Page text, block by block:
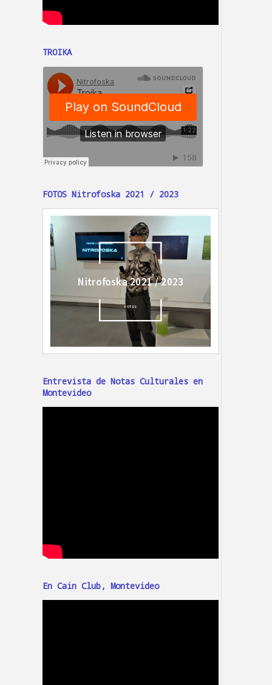
TROIKA
FOTOS Nitrofoska 2021 / 2023
Entrevista de Notas Culturales en
Montevideo
En Cain Club, Montevideo